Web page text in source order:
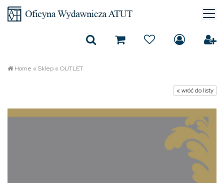
Home «Sklep«OUTLET
« wróć do listy